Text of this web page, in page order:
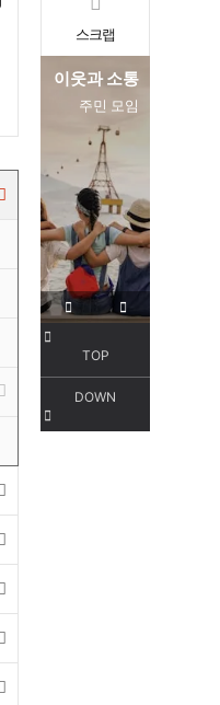
스크랩
이웃과 소통
주민 모임
편리한 교통
서해선
TOP
DOWN